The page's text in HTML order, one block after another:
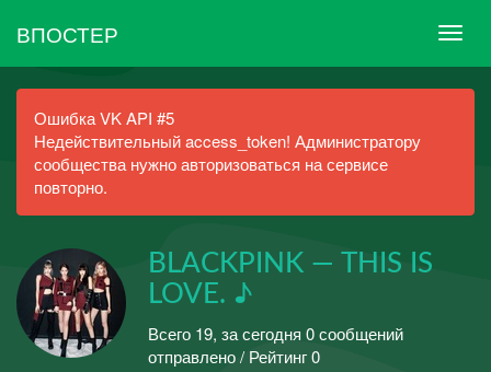
ВПОСТЕР
Ошибка VK API #5
Недействительный access_token! Администратору
сообщества нужно авторизоваться на сервисе
повторно.
BLACKPINK — THIS IS
LOVE. ♪
Всего 19, за сегодня 0 сообщений
отправлено / Рейтинг 0